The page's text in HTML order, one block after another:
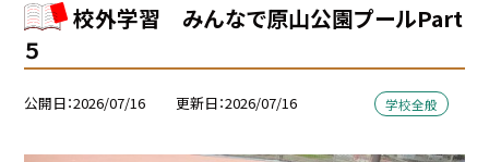
校外学習 みんなで原山公園プールPart
５
公開日 2026/07/16 更新日 2026/07/16 学校全般